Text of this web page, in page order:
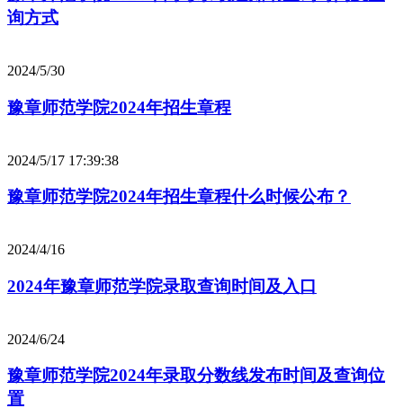
询方式
2024/5/30
豫章师范学院2024年招生章程
2024/5/17 17:39:38
豫章师范学院2024年招生章程什么时候公布？
2024/4/16
2024年豫章师范学院录取查询时间及入口
2024/6/24
豫章师范学院2024年录取分数线发布时间及查询位
置